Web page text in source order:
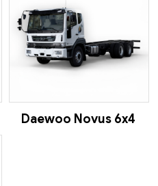
Daewoo Novus 6x4